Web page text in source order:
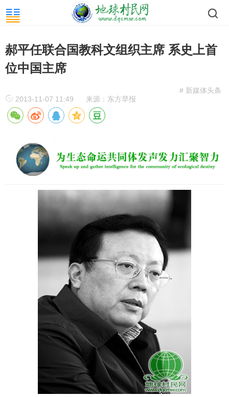
郝平任联合国教科文组织主席 系史上首
位中国主席
# 新媒体头条
2013-11-07 11:49
来源：东方早报